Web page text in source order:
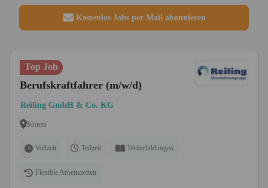
Kostenlos Jobs per Mail abonnieren
Top Job
Berufskraftfahrer (m/w/d)
Reiling GmbH & Co. KG
Bönen
Vollzeit Teilzeit Weiterbildungen
Flexible Arbeitszeiten